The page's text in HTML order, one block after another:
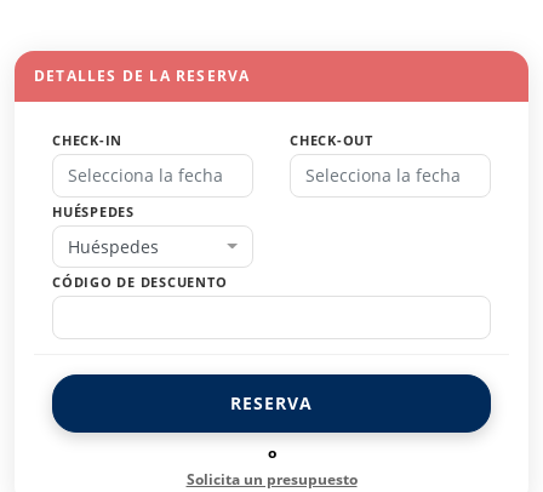
DETALLES DE LA RESERVA
CHECK-IN CHECK-OUT
HUÉSPEDES
Huéspedes
CÓDIGO DE DESCUENTO
RESERVA
o
Solicita un presupuesto